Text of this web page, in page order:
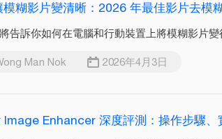
模糊影片變清晰：2026 年最佳影片去模
告訴你如何在電腦和行動裝置上將模糊影片變
Man Nok 2026年4月3日
Enhancer 深度評測：操作步驟、